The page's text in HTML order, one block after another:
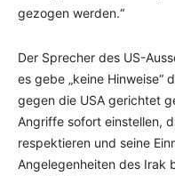
gezogen werden.“
Der Sprecher des US-
es gebe „keine Hinweise“
gegen die USA gerichtet
Angriffe sofort einstellen,
respektieren und seine
Angelegenheiten des Irak